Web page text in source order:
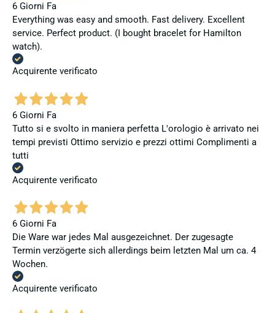
6 Giorni Fa
Everything was easy and smooth. Fast delivery. Excellent
service. Perfect product. (I bought bracelet for Hamilton
watch).
Acquirente verificato
6 Giorni Fa
Tutto si e svolto in maniera perfetta L'orologio è arrivato nei
tempi previsti Ottimo servizio e prezzi ottimi Complimenti a
tutti
Acquirente verificato
6 Giorni Fa
Die Ware war jedes Mal ausgezeichnet. Der zugesagte
Termin verzögerte sich allerdings beim letzten Mal um ca. 4
Wochen.
Acquirente verificato